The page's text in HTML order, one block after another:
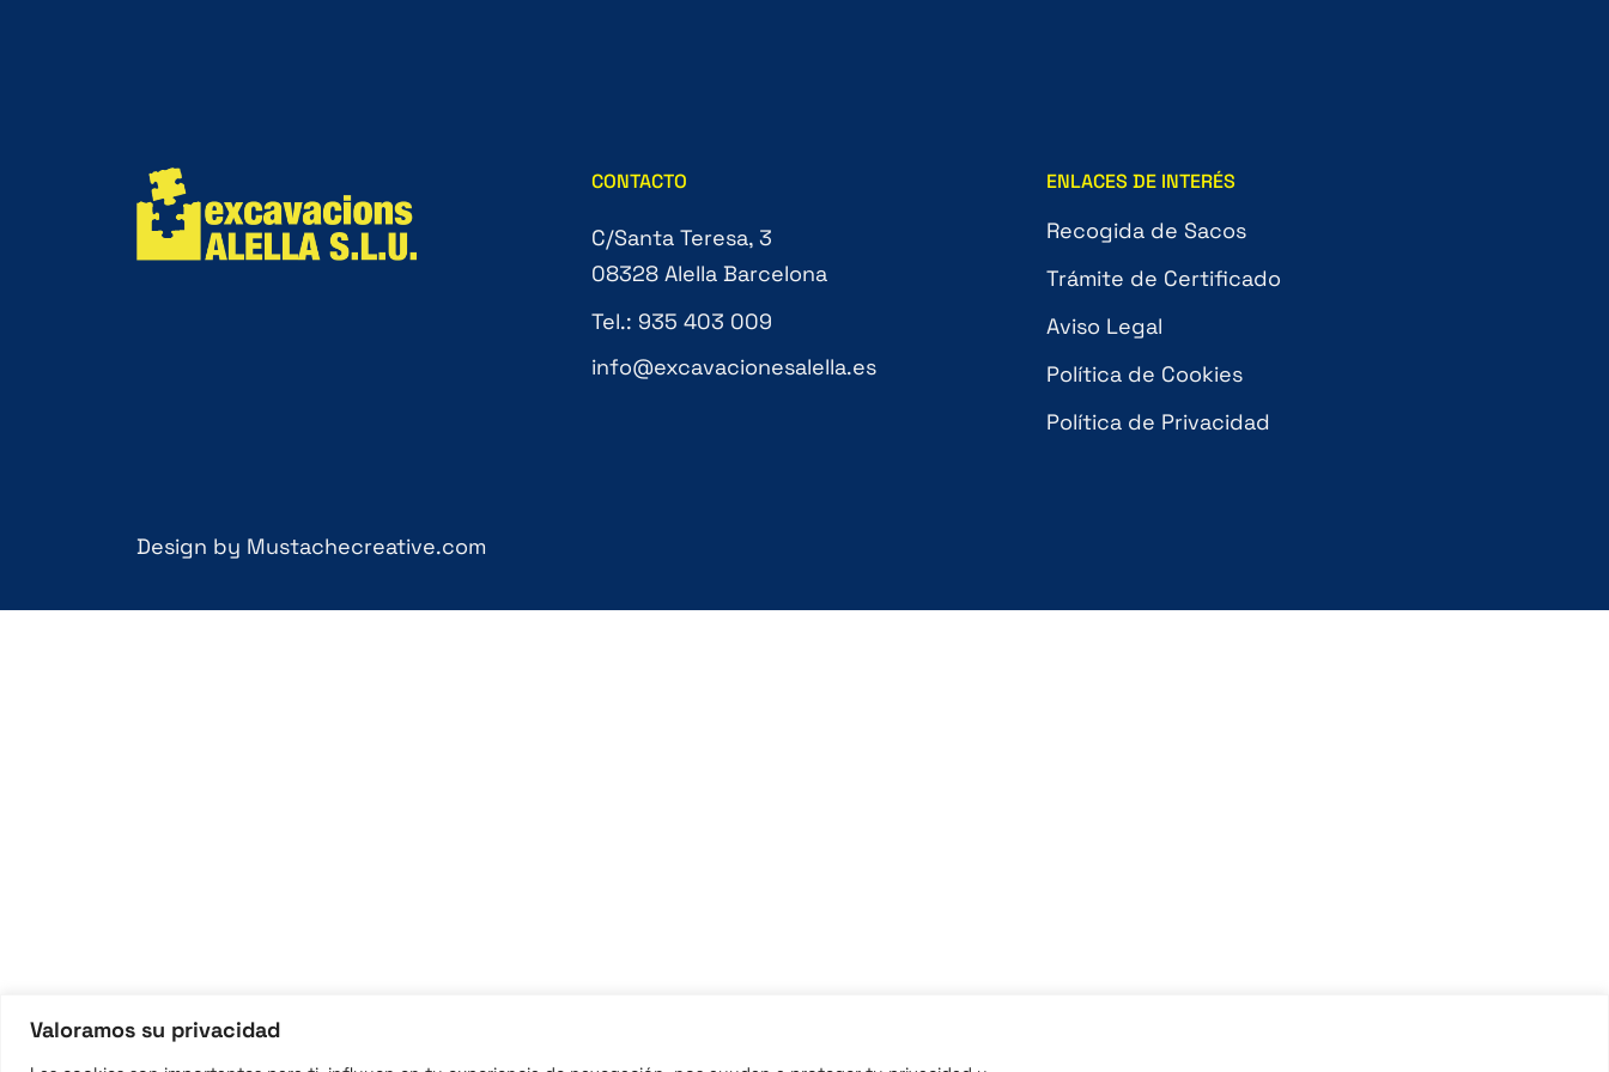
Valoramos su privacidad
CONTACTO
C/Santa Teresa, 3
08328 Alella Barcelona
Tel.: 935 403 009
info@excavacionesalella.es
ENLACES DE INTERÉS
Recogida de Sacos
Trámite de Certificado
Aviso Legal
Política de Cookies
Política de Privacidad
Design by Mustachecreative.com